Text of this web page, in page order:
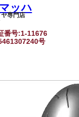
専門店
番号:1-11676
号